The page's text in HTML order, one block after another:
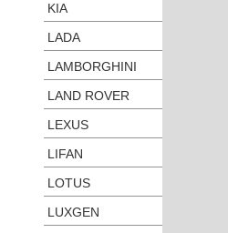
KIA
LADA
LAMBORGHINI
LAND ROVER
LEXUS
LIFAN
LOTUS
LUXGEN